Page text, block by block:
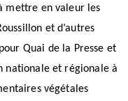
mettre en valeur les
et d’autres
Quai de la Presse et
nationale et régionale à
végétales